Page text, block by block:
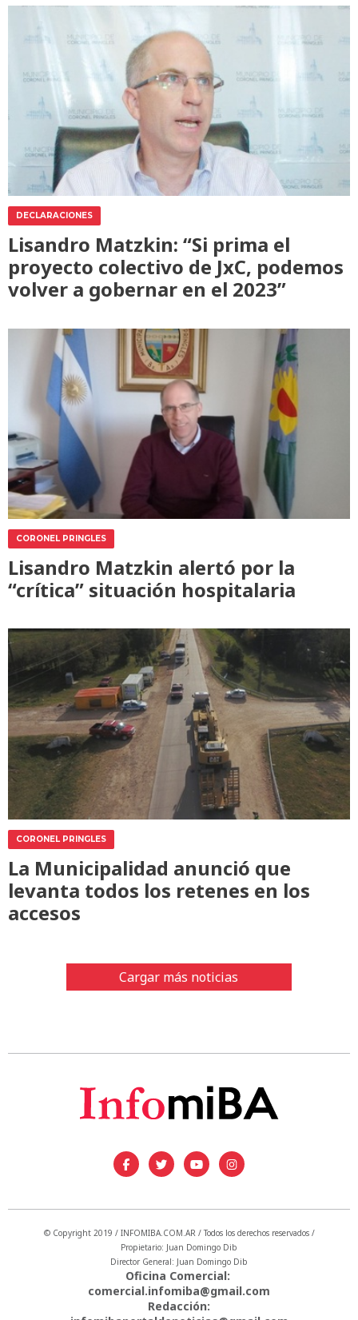
DECLARACIONES
Lisandro Matzkin: “Si prima el
proyecto colectivo de JxC, podemos
volver a gobernar en el 2023”
CORONEL PRINGLES
Lisandro Matzkin alertó por la
“crítica” situación hospitalaria
CORONEL PRINGLES
La Municipalidad anunció que
levanta todos los retenes en los
accesos
Cargar más noticias
© Copyright 2019 / INFOMIBA.COM.AR / Todos los derechos reservados /
Propietario: Juan Domingo Dib
Director General: Juan Domingo Dib
Oficina Comercial:
comercial.infomiba@gmail.com
Redacción: